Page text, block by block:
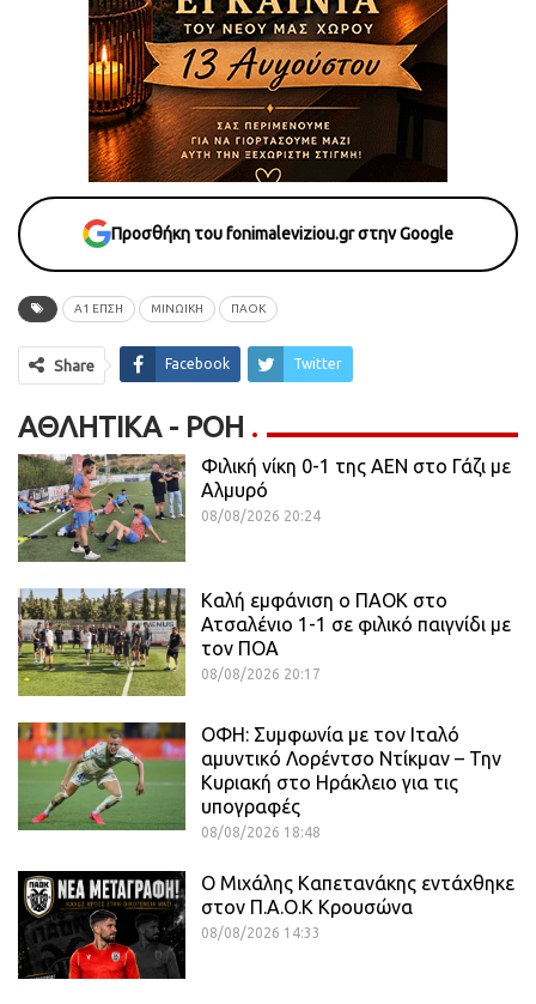
Προσθήκη του fonimaleviziou.gr στην Google
Α1 ΕΠΣΗ ΜΙΝΩΙΚΗ ΠΑΟΚ
Share Facebook Twitter
ΑΘΛΗΤΙΚΆ - ΡΟΗ
Φιλική νίκη 0-1 της ΑΕΝ στο Γάζι με
Αλμυρό
08/08/2026 20:24
Καλή εμφάνιση ο ΠΑΟΚ στο
Ατσαλένιο 1-1 σε φιλικό παιγνίδι με
τον ΠΟΑ
08/08/2026 20:17
ΟΦΗ: Συμφωνία με τον Ιταλό
αμυντικό Λορέντσο Ντίκμαν – Την
Κυριακή στο Ηράκλειο για τις
υπογραφές
08/08/2026 18:48
O Mιχάλης Καπετανάκης εντάχθηκε
στον Π.Α.Ο.Κ Κρουσώνα
08/08/2026 14:33